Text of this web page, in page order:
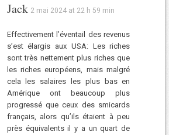
Jack 2 mai 2024 at 22 h 59 min
Effectivement l’éventail des revenus
s’est élargis aux USA: Les riches
sont très nettement plus riches que
les riches européens, mais malgré
cela les salaires les plus bas en
Amérique ont beaucoup plus
progressé que ceux des smicards
français, alors qu’ils étaient à peu
près équivalents il y a un quart de